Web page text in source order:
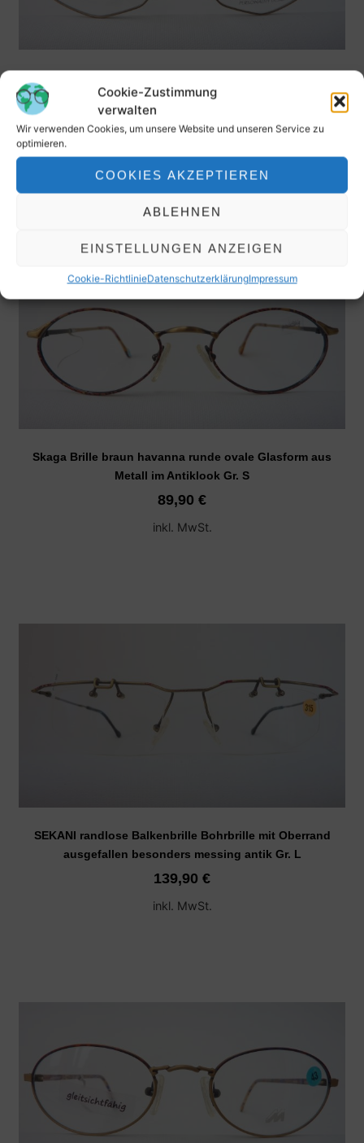
Cookie-Zustimmung
verwalten
Wir verwenden Cookies, um unsere Website und unseren Service zu
optimieren.
COOKIES AKZEPTIEREN
ABLEHNEN
EINSTELLUNGEN ANZEIGEN
Cookie-RichtlinieDatenschutzerklärungImpressum
6eckig kleine Form messingfarben Gr. M
89,90 €
Skaga Brille braun havanna runde ovale Glasform aus
Metall im Antiklook Gr. S
89,90 €
inkl. MwSt.
SEKANI randlose Balkenbrille Bohrbrille mit Oberrand
ausgefallen besonders messing antik Gr. L
139,90 €
inkl. MwSt.